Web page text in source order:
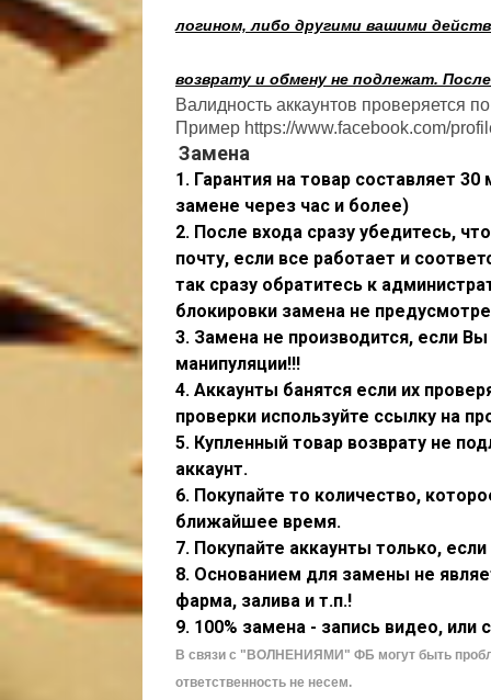
логином, либо другими вашими
возврату и обмену не подлежат.
Валидность аккаунтов проверяется
Пример https://www.facebook.com/
Замена
1. Гарантия на товар составляет
замене через час и более)
2. После входа сразу убедитесь,
почту, если все работает и
так сразу обратитесь к
блокировки замена не
3. Замена не производится, если
манипуляции!!!
4. Аккаунты банятся если их
проверки используйте ссылку на
5. Купленный товар возврату не
аккаунт.
6. Покупайте то количество,
ближайшее время.
7. Покупайте аккаунты только,
8. Основанием для замены не
фарма, залива и т.п.!
9. 100% замена - запись видео, или
В связи с "ВОЛНЕНИЯМИ" ФБ могут быть
ответственность не несем.